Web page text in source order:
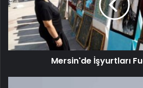
Mersin'de İşyurtları